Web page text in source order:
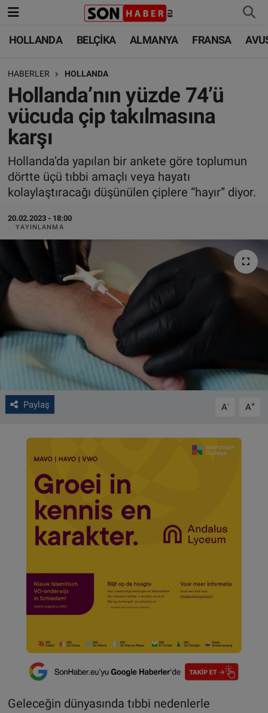
HOLLANDA BELÇİKA ALMANYA FRANSA
HABERLER HOLLANDA
Hollanda’nın yüzde 74’ü
vücuda çip takılmasına
karşı
Hollanda’da yapılan bir ankete göre toplumun
dörtte üçü tıbbi amaçlı veya hayatı
kolaylaştıracağı düşünülen çiplere “hayır” diyor.
20.02.2023 - 18:00
YAYINLANMA
Paylaş A- A+
Geleceğin dünyasında tıbbi nedenlerle
HOLLANDA
BELÇİKA
ALMANYA
FRANSA
AVUSTURYA
SAĞLIK - YAŞAM
BİLİM-TEKNOLOJİ
HOLLANDA
BELÇİKA
ALMANYA
TÜRKİYE
DÜNYA
BİLİM-TEKNOLOJİ
SAĞLIK
FOTO GALERİ
VIDEO GALERİ
ALGEMENE VOORWAARDEN
CONTACT
Çerez Politikası
Nöbetçi Eczaneler
Hava Durumu
Trafik Durumu
Süper Lig Puan Durumu ve Fikstür
Tüm Manşetler
Son Dakika Haberleri
Haber Arşivi